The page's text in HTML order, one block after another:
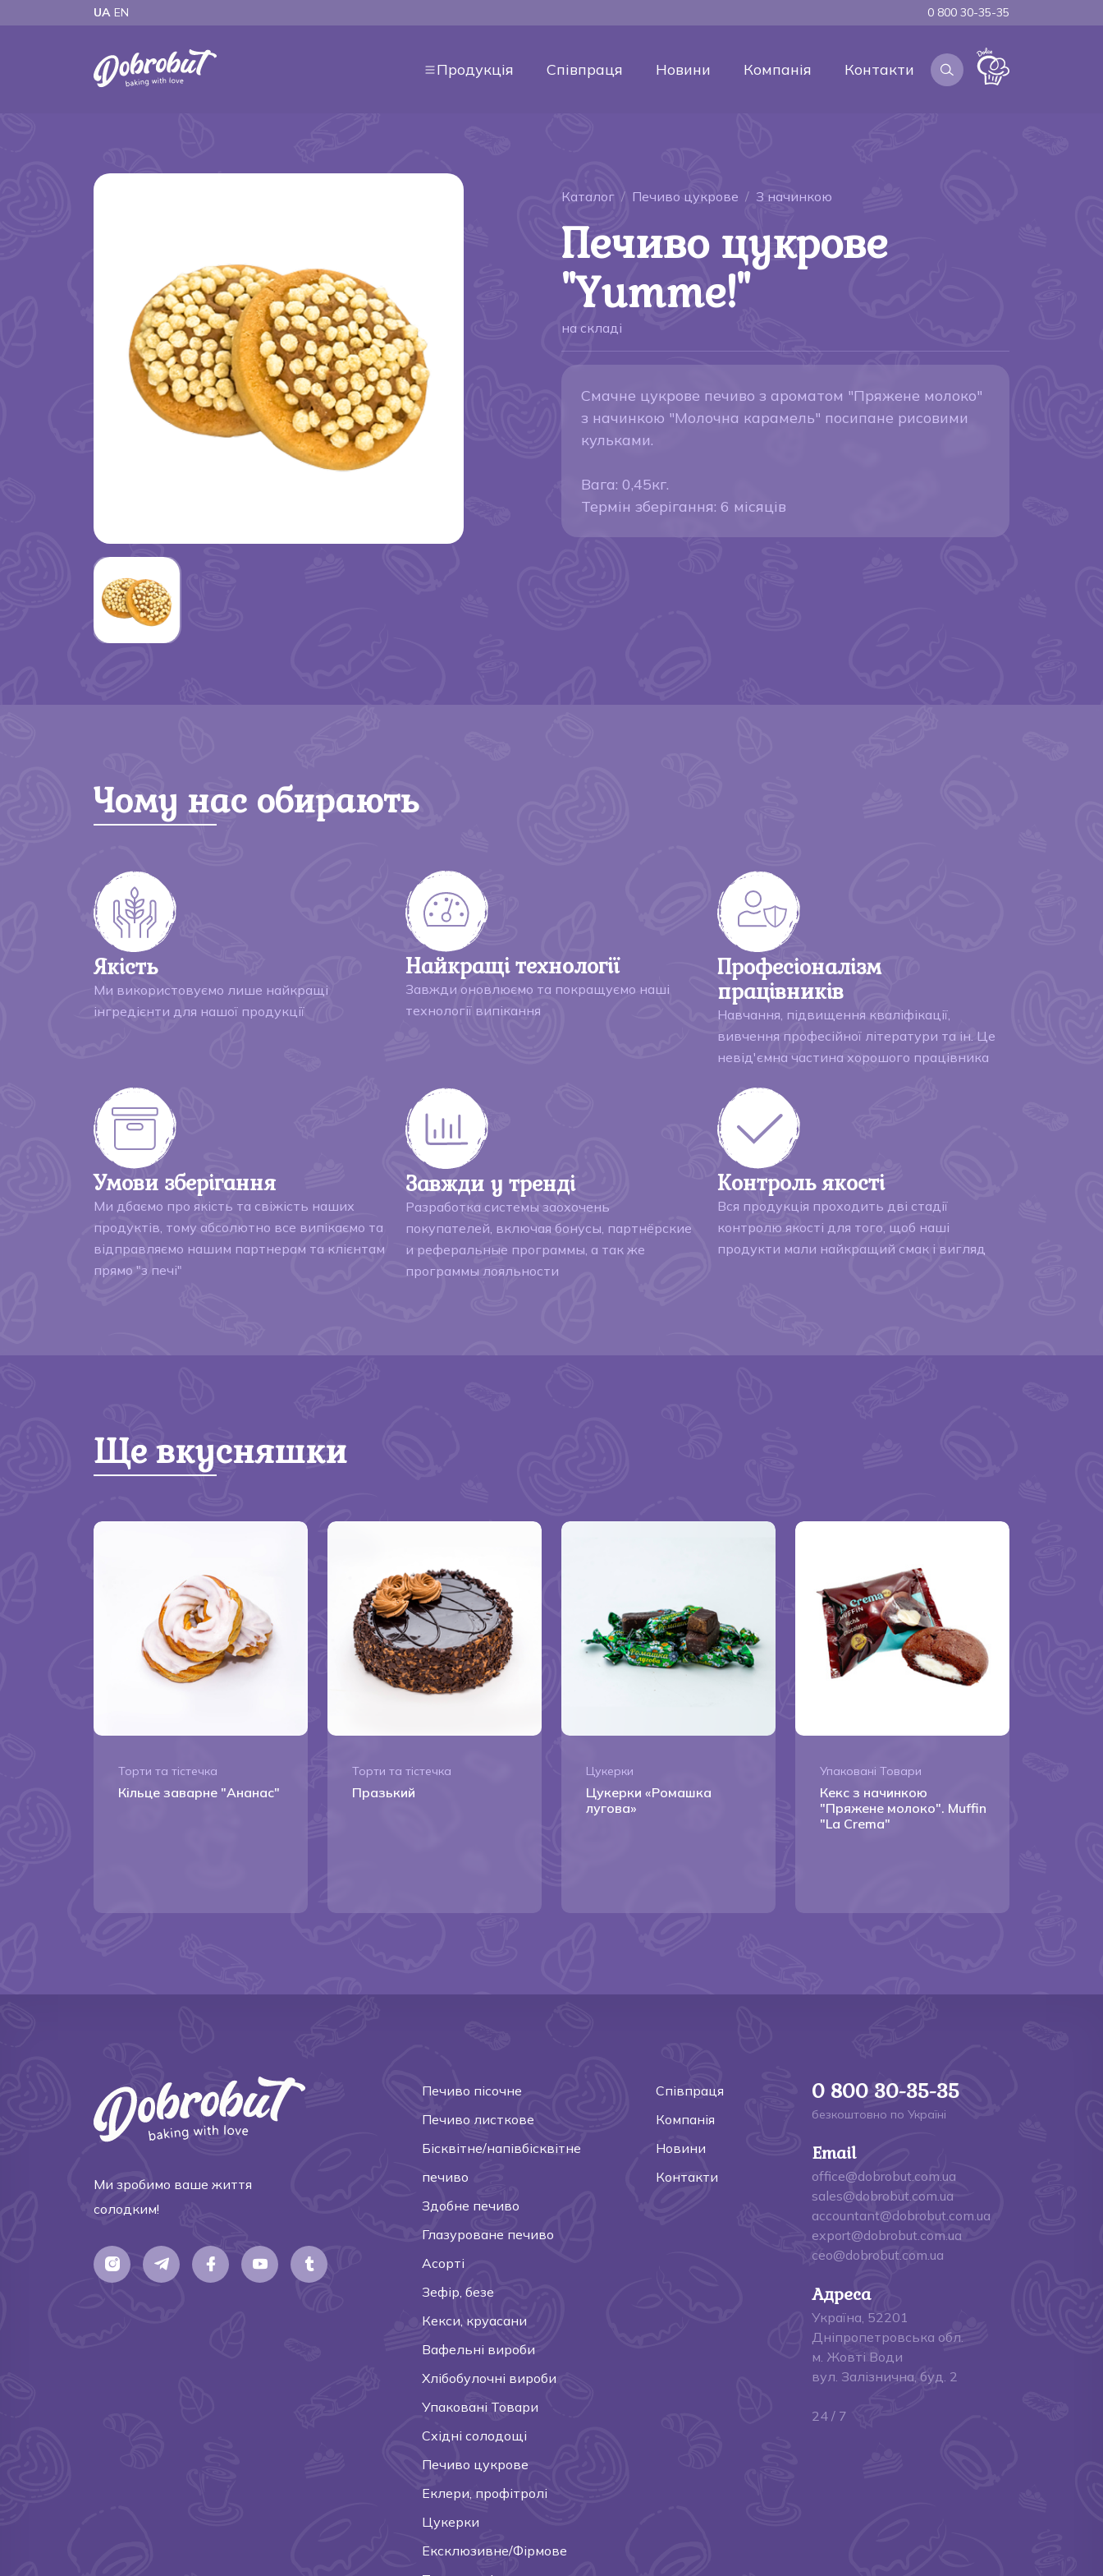
UA EN 0 800 30-35-35
Продукція Співпраця Новини Компанія Контакти
Каталог Печиво цукрове З начинкою
Печиво цукрове
"Yumme!"
на складi
Смачне цукрове печиво з ароматом "Пряжене молоко"
з начинкою "Молочна карамель" посипане рисовими
кульками.
Вага: 0,45кг.
Термін зберігання: 6 місяців
Чому нас обирають
Якість
Ми використовуємо лише найкращі
інгредієнти для нашої продукції
Найкращі технології
Завжди оновлюємо та покращуємо наші
технології випікання
Професіоналізм
працівників
Навчання, підвищення кваліфікації,
вивчення професійної літератури та ін. Це
невід'ємна частина хорошого працівника
Умови зберігання
Ми дбаємо про якість та свіжість наших
продуктів, тому абсолютно все випікаємо та
відправляємо нашим партнерам та клієнтам
прямо "з печі"
Завжди у тренді
Разработка системы заохочень
покупателей, включая бонусы, партнёрские
и реферальные программы, а так же
программы лояльности
Контроль якості
Вся продукція проходить дві стадії
контролю якості для того, щоб наші
продукти мали найкращий смак і вигляд
Ще вкусняшки
Торти та тістечка
Кільце заварне "Ананас"
Торти та тістечка
Празький
Цукерки
Цукерки «Ромашка
лугова»
Упакованi Товари
Кекс з начинкою
"Пряжене молоко". Muffin
"La Crema"
Ми зробимо ваше життя
солодким!
Печиво пісочне
Печиво листкове
Бісквітне/напівбісквітне
печиво
Здобне печиво
Глазуроване печиво
Асорті
Зефір, безе
Кекси, круасани
Вафельні вироби
Хлібобулочні вироби
Упакованi Товари
Східні солодощі
Печиво цукрове
Еклери, профітролі
Цукерки
Ексклюзивне/Фірмове
Співпраця
Компанія
Новини
Контакти
0 800 30-35-35
безкоштовно по Україні
Email
office@dobrobut.com.ua
sales@dobrobut.com.ua
accountant@dobrobut.com.ua
export@dobrobut.com.ua
ceo@dobrobut.com.ua
Адреса
Україна, 52201
Дніпропетровська обл.
м. Жовті Води
вул. Залізнична, буд. 2
24 / 7